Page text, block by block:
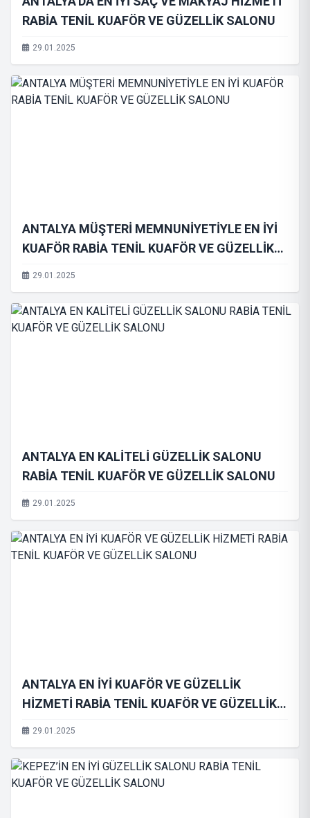
RABİA TENİL KUAFÖR VE GÜZELLİK SALONU
29.01.2025
ANTALYA MÜŞTERİ MEMNUNİYETİYLE EN İYİ
KUAFÖR RABİA TENİL KUAFÖR VE GÜZELLİK
SALONU
29.01.2025
ANTALYA EN KALİTELİ GÜZELLİK SALONU
RABİA TENİL KUAFÖR VE GÜZELLİK SALONU
29.01.2025
ANTALYA EN İYİ KUAFÖR VE GÜZELLİK
HİZMETİ RABİA TENİL KUAFÖR VE GÜZELLİK
SALONU
29.01.2025